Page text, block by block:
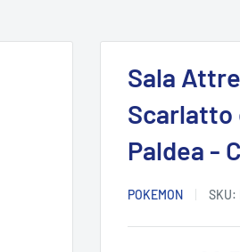
Sala
Scarlatto
Paldea -
POKEMON SKU: